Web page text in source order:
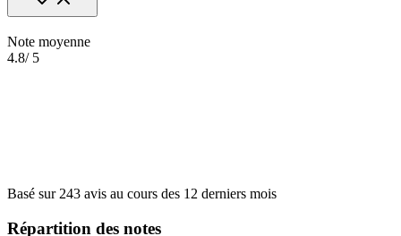
Note moyenne
4.8/ 5
Basé sur 243 avis au cours des 12 derniers mois
Répartition des notes